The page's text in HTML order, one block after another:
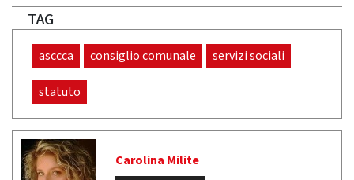
TAG
asccca consiglio comunale servizi sociali
statuto
Carolina Milite